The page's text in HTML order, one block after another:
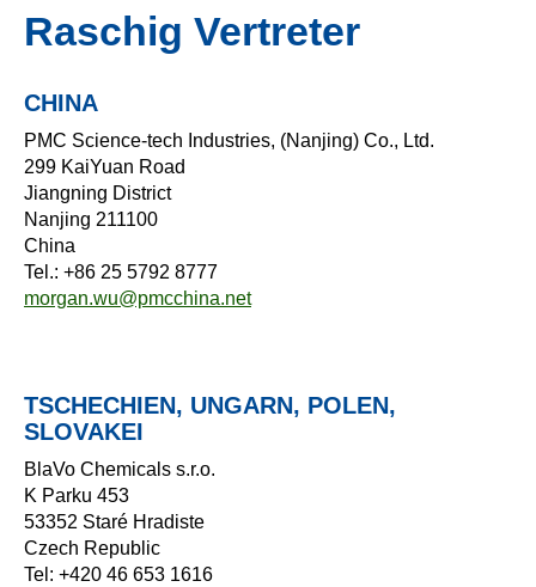
Raschig Vertreter
CHINA
PMC Science-tech Industries, (Nanjing) Co., Ltd.
299 KaiYuan Road
Jiangning District
Nanjing 211100
China
Tel.: +86 25 5792 8777
morgan.wu@pmcchina.net
TSCHECHIEN, UNGARN, POLEN,
SLOVAKEI
BlaVo Chemicals s.r.o.
K Parku 453
53352 Staré Hradiste
Czech Republic
Tel: +420 46 653 1616